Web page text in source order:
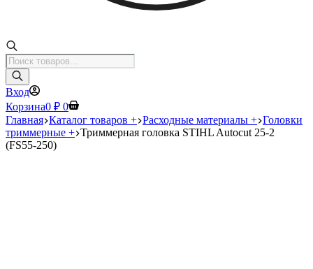
Поиск
товаров
Вход
Корзина0 ₽ 0
Главная Каталог товаров + Расходные материалы + Головки
триммерные + Триммерная головка STIHL Autocut 25-2
(FS55-250)